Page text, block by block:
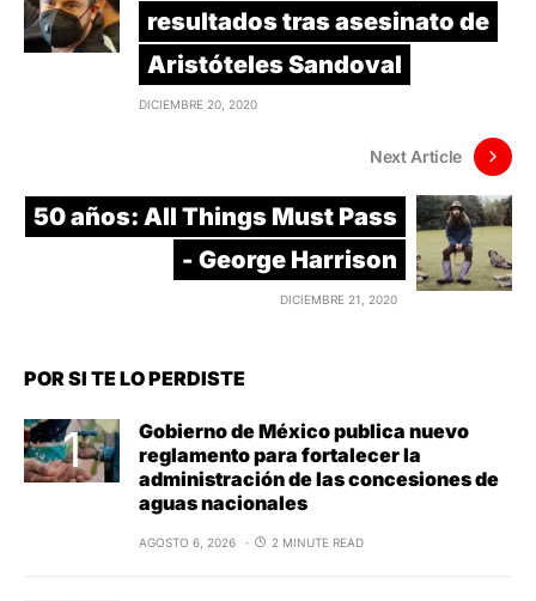
resultados tras asesinato de
Aristóteles Sandoval
DICIEMBRE 20, 2020
Next Article
50 años: All Things Must Pass
- George Harrison
DICIEMBRE 21, 2020
POR SI TE LO PERDISTE
Gobierno de México publica nuevo
reglamento para fortalecer la
administración de las concesiones de
aguas nacionales
AGOSTO 6, 2026 2 MINUTE READ